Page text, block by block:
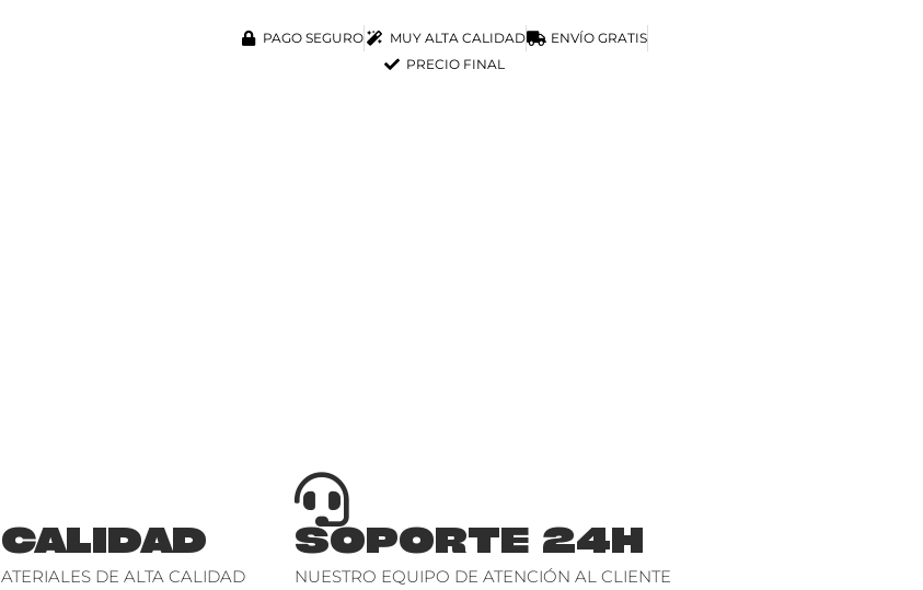
PAGO SEGURO MUY ALTA CALIDAD
ENVÍO GRATIS
PRECIO FINAL
DE ALTA CALIDAD
SOPORTE 24H
NUESTRO EQUIPO DE ATENCIÓN AL CLIENTE